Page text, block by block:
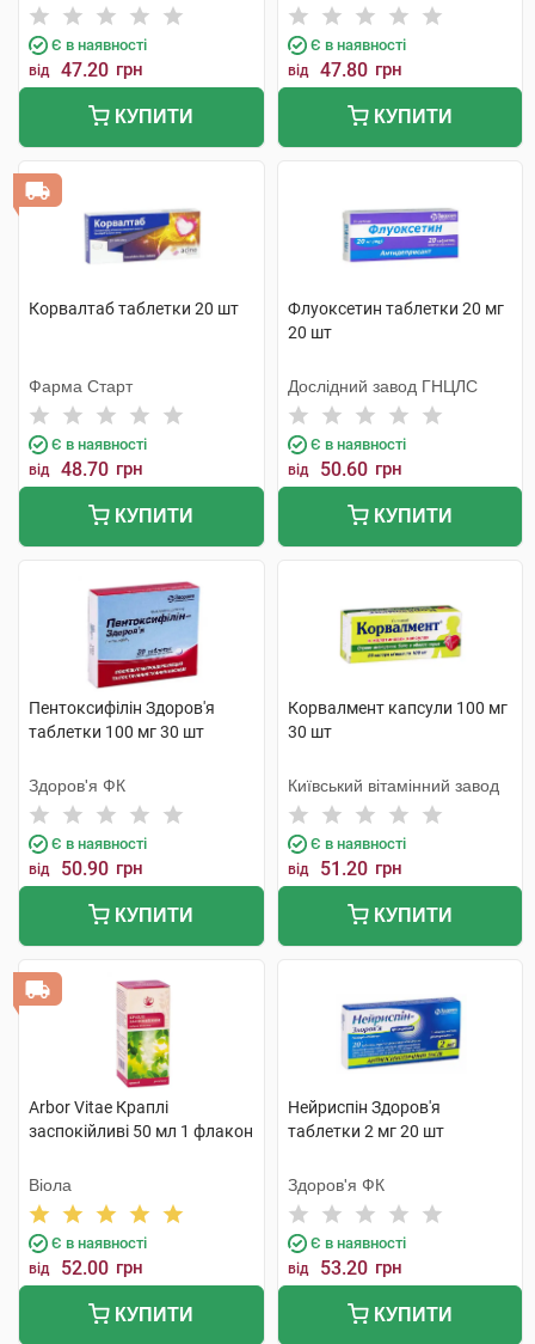
Є в наявності
від 47.20 грн
КУПИТИ
фабрика
Є в наявності
від 47.80 грн
КУПИТИ
Корвалтаб таблетки 20 шт
Фарма Старт
Є в наявності
від 48.70 грн
КУПИТИ
Флуоксетин таблетки 20 мг
20 шт
Дослідний завод ГНЦЛС
Є в наявності
від 50.60 грн
КУПИТИ
Пентоксифілін Здоров'я
таблетки 100 мг 30 шт
Здоров'я ФК
Є в наявності
від 50.90 грн
КУПИТИ
Корвалмент капсули 100 мг
30 шт
Київський вітамінний завод
Є в наявності
від 51.20 грн
КУПИТИ
Arbor Vitae Краплі
заспокійливі 50 мл 1 флакон
Віола
Є в наявності
від 52.00 грн
КУПИТИ
Нейриспін Здоров'я
таблетки 2 мг 20 шт
Здоров'я ФК
Є в наявності
від 53.20 грн
КУПИТИ